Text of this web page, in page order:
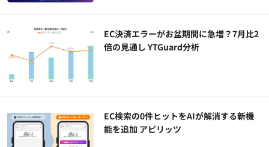
EC決済エラーがお盆期間に急増？7月比2
倍の見通し YTGuard分析
EC検索の0件ヒットをAIが解消する新機
能を追加 アピリッツ